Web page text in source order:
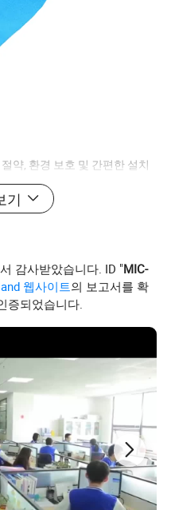
약, 환경 보호 및 간편한 설치
을 받았으며 CE 인증을 획득
공장, 광장, 예. 보증 기간은 3년
OEM 서비스가
다
처
항알레르기, 환
기, 방수
질 면
입력합니다
스포츠 가드,
스포츠 보호 장
비
기
감사받았습니다. ID "MIC-
웹사이트의 보고서를 확
증되었습니다.